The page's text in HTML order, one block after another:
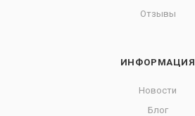
Отзывы
ИНФОРМАЦИЯ
Новости
Блог